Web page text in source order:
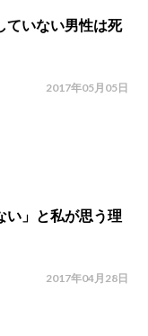
ていない男性は死
2017年05月05日
い」と私が思う理
2017年04月28日